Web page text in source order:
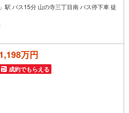
駅 バス15分 山の寺三丁目南 バス停下車 徒
1,198万円
成約でもらえる